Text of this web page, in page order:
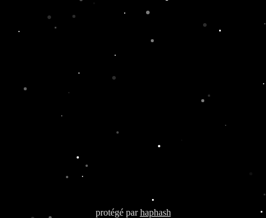
protégé parhaphash